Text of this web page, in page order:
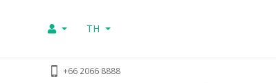
TH
+66 2066 8888